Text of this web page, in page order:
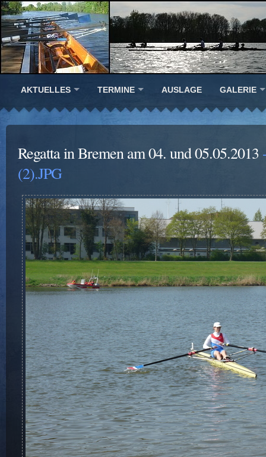
AKTUELLES TERMINE AUSLAGE GALERIE
Regatta in Bremen am 04. und 05.05.2013
(2).JPG